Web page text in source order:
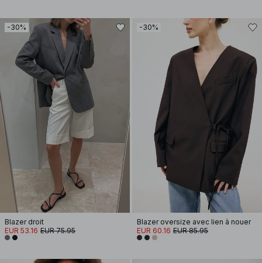
-30%
Blazer droit
EUR 53.16 EUR 75.95
-30%
Blazer oversize avec lien à nouer
EUR 60.16 EUR 85.95